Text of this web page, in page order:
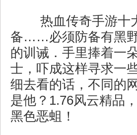
热血传奇手游十
备……必须防备有黑
的训诫．手里捧着一
士，吓成这样寻求一
细去看的话，不同的
是他？1.76风云精品
黑色恶蛆！